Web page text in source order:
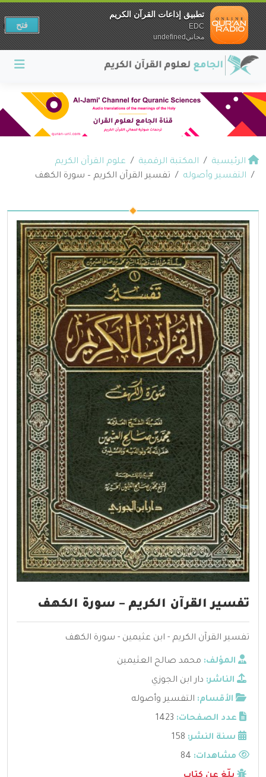
الرئيسية المكتبة الرقمية
علوم القرآن الكريم
التفسير وأصوله
تفسير القرآن الكريم – سورة الكهف
تفسير القرآن الكريم – سورة الكهف
تفسير القرآن الكريم - ابن عثيمين - سورة الكهف
المؤلف: محمد صالح العثيمين
الناشر: دار ابن الجوزي
الأقسام: التفسير وأصوله
عدد الصفحات: 1423
سنة النشر: 158
مشاهدات:
تطبيق إذاعات القرآن الكريم
EDC
مجانيundefined
فتح